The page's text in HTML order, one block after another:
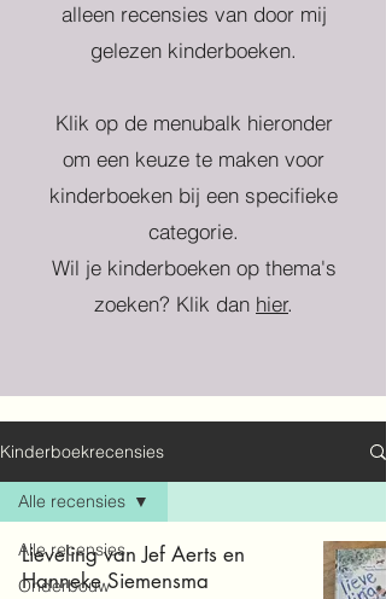
alleen recensies van door mij
gelezen kinderboeken.
Klik op de menubalk hieronder
om een keuze te maken voor
kinderboeken bij een specifieke
categorie.
Wil je kinderboeken op thema's
zoeken? Klik dan hier.
Kinderboekrecensies
Alle recensies
Onderbouw
Alle recensies
Lieveling van Jef Aerts en
Hanneke Siemensma